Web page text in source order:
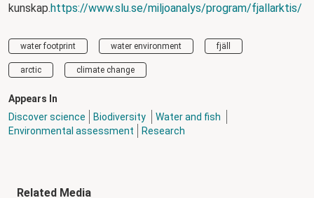
kunskap.https://www.slu.se/miljoanalys/program/fjallarktis/
water footprint water environment fjäll
arctic climate change
Appears In
Discover science
Biodiversity
Water and fish
Environmental assessment
Research
Related Media